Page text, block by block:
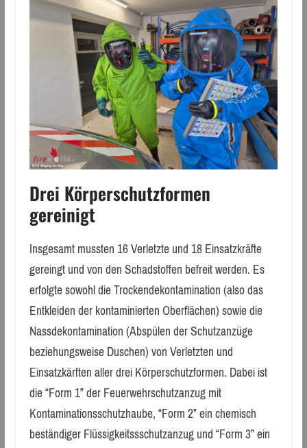
Drei Körperschutzformen
gereinigt
Insgesamt mussten 16 Verletzte und 18 Einsatzkräfte
gereingt und von den Schadstoffen befreit werden. Es
erfolgte sowohl die Trockendekontamination (also das
Entkleiden der kontaminierten Oberflächen) sowie die
Nassdekontamination (Abspülen der Schutzanzüge
beziehungsweise Duschen) von Verletzten und
Einsatzkärften aller drei Körperschutzformen. Dabei ist
die “Form 1” der Feuerwehrschutzanzug mit
Kontaminationsschutzhaube, “Form 2” ein chemisch
beständiger Flüssigkeitssschutzanzug und “Form 3” ein